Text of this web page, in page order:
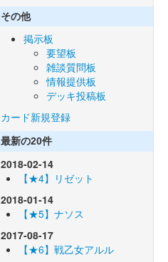
その他
掲示板
要望板
雑談質問板
情報提供板
デッキ投稿板
カード新規登録
最新の20件
2018-02-14
【★4】リゼット
2018-01-14
【★5】ナソス
2017-08-17
【★6】戦乙女アルル